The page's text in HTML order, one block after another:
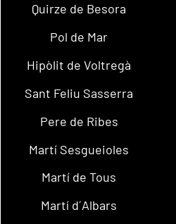
Quirze de Besora
Pol de Mar
Hipòlit de Voltregà
Sant Feliu Sasserra
Pere de Ribes
Martí Sesgueioles
Martí de Tous
Martí d´Albars